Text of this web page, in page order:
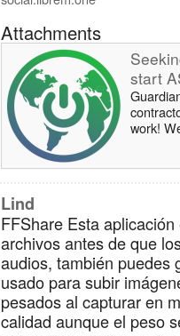
Attachments
start
work!
other
people
is a
work in
Lind
FFShare Esta
archivos antes de que
audios, también puedes
usado para subir
pesados al capturar en
calidad aunque el peso